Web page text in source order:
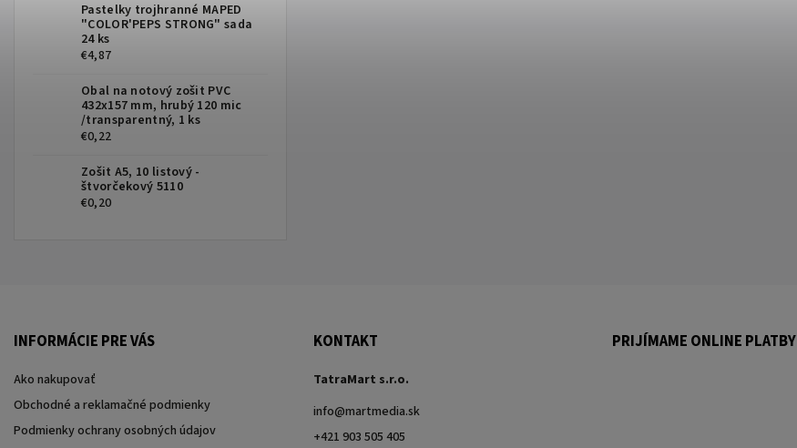
Pastelky trojhranné MAPED
"COLOR'PEPS STRONG" sada
24 ks
€4,87
Obal na notový zošit PVC
432x157 mm, hrubý 120 mic
/transparentný, 1 ks
€0,22
Zošit A5, 10 listový -
štvorčekový 5110
€0,20
INFORMÁCIE PRE VÁS
Ako nakupovať
Obchodné a reklamačné podmienky
Podmienky ochrany osobných údajov
KONTAKT
TatraMart s.r.o.
info@martmedia.sk
+421 903 505 405
PRIJÍMAME ONLINE PLATBY